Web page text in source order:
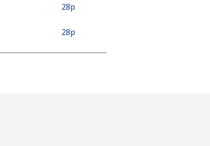
⁦28p⁩
⁦28p⁩